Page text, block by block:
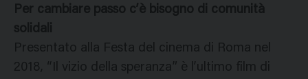
Per cambiare passo c’è bisogno di comunità
solidali
Presentato alla Festa del cinema di Roma nel
2018, “Il vizio della speranza” è l’ultimo film di